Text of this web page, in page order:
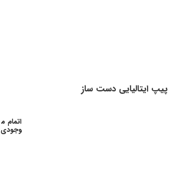
پیپ ایتالیایی دست ساز
اتمام م
وجودی